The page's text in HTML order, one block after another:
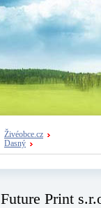
Živéobce.cz
Dasný
Future Print